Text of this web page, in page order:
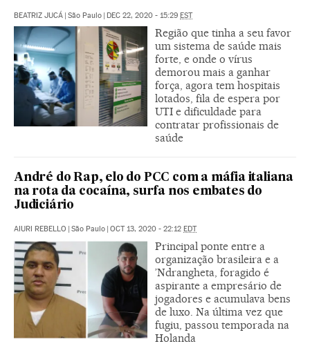
BEATRIZ JUCÁ | São Paulo | DEC 22, 2020 - 15:29 EST
Região que tinha a seu favor
um sistema de saúde mais
forte, e onde o vírus
demorou mais a ganhar
força, agora tem hospitais
lotados, fila de espera por
UTI e dificuldade para
contratar profissionais de
saúde
André do Rap, elo do PCC com a máfia italiana
na rota da cocaína, surfa nos embates do
Judiciário
AIURI REBELLO | São Paulo | OCT 13, 2020 - 22:12 EDT
Principal ponte entre a
organização brasileira e a
’Ndrangheta, foragido é
aspirante a empresário de
jogadores e acumulava bens
de luxo. Na última vez que
fugiu, passou temporada na
Holanda